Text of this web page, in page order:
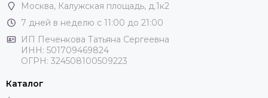
Москва, Калужская площадь, д.1к2
7 дней в неделю с 11:00 до 21:00
ИП Печенкова Татьяна Сергеевна
ИНН: 501709469824
ОГРН: 324508100509223
Каталог